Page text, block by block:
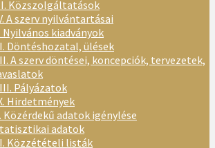
Közszolgáltatások
A szerv nyilvántartásai
Nyilvános kiadványok
Döntéshozatal, ülések
A szerv döntései, koncepciók, tervezetek,
Pályázatok
Hirdetmények
Közérdekű adatok igénylése
adatok
Közzétételi listák